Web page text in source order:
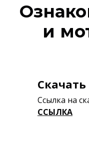
и
Ссылка на
ССЫЛКА